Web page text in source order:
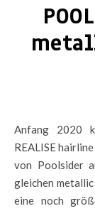
Anfang 2020 kam, kurz nach der Veröffentlichung der
REALISE
von Poolsider
gleichen
eine noch